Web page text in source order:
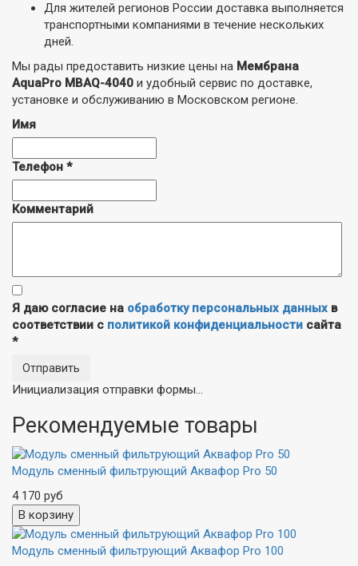
Для жителей регионов России доставка выполняется
транспортными компаниями в течение нескольких
дней.
Мы рады предоставить низкие цены на Мембрана
AquaPro MBAQ-4040 и удобный сервис по доставке,
установке и обслуживанию в Московском регионе.
Имя
Телефон *
Комментарий
Я даю согласие на обработку персональных данных в
соответствии с политикой конфиденциальности сайта
*
Отправить
Инициализация отправки формы...
Рекомендуемые товары
Модуль сменный фильтрующий Аквафор Pro 50
4 170 руб
Модуль сменный фильтрующий Аквафор Pro 100